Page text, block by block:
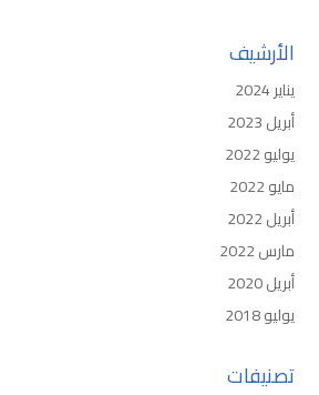
الأرشيف
يناير 2024
أبريل 2023
يوليو 2022
مايو 2022
أبريل 2022
مارس 2022
أبريل 2020
يوليو 2018
تصنيفات